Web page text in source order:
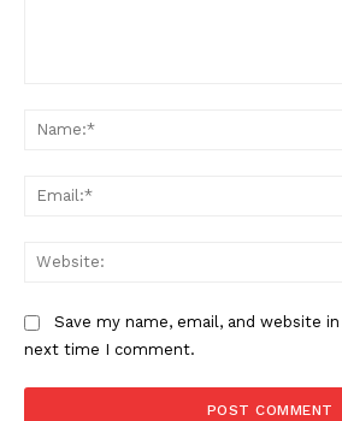
Company
Subscription Plans
My account
Save my name, email, and website
next time I comment.